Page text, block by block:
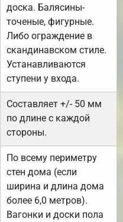
доска. Балясины-
точеные, фигурные.
Либо ограждение в
скандинавском стиле.
Устанавливаются
ступени у входа.
Составляет +/- 50 мм
по длине с каждой
стороны.
По всему периметру
стен дома (если
ширина и длина дома
более 6,0 метров).
Вагонки и доски пола